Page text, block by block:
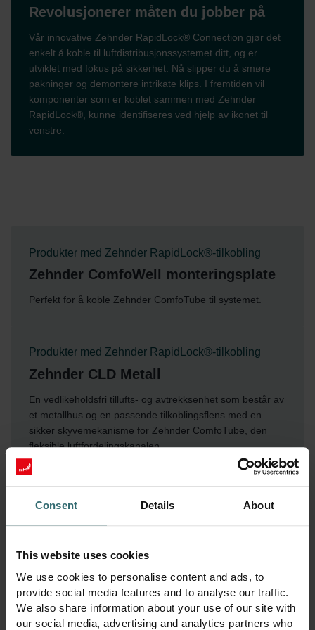
Consent Details About
This website uses cookies
We use cookies to personalise content and ads, to
provide social media features and to analyse our traffic.
We also share information about your use of our site with
our social media, advertising and analytics partners who
Revolusjonerer måten du jobber på
Vår innovative Zehnder RapidLock® Connection gjør det
enkelt å koble til luftdistribusjonssystemet ditt, og er
utviklet med fokus på sikkerhet. Nå slipper du å smøre
pakninger og demontere intrikate klips. I fremtiden vil
komponenter som er koblet sammen med Zehnder
RapidLock®, kunne identifiseres ved hjelp av ikonet til
venstre.
Produkter med Zehnder RapidLock®-tilkobling
Zehnder ComfoWell monteringsplate
Perfekt for å koble Zehnder ComfoTube til systemet.
Produkter med Zehnder RapidLock®-tilkobling
Zehnder CLD Metall
En vedlikeholdsfri tillufts- og avtrekksenhet som består av
et metallhus og en passende tilkoblingsflens med en
sikker skyvemekanisme for Zehnder ComfoTube, den
fleksible luftfordelingskanalen.